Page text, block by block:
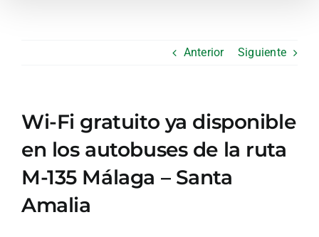
Anterior Siguiente
Wi-Fi gratuito ya disponible
en los autobuses de la ruta
M-135 Málaga – Santa
Amalia